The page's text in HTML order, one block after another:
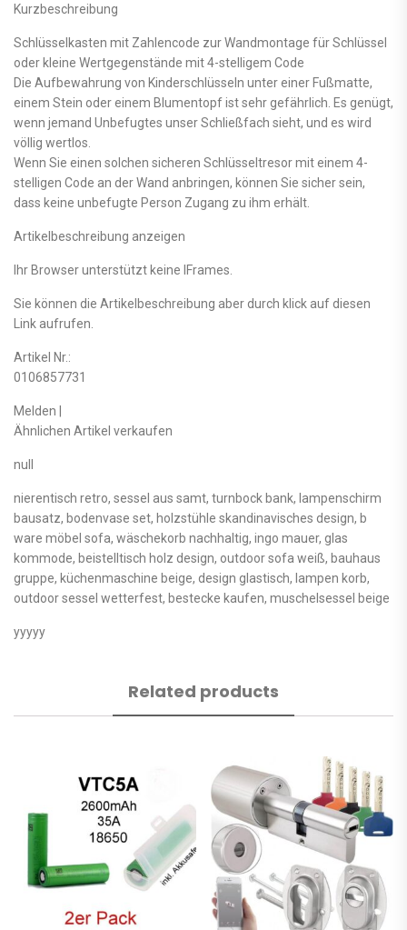
Kurzbeschreibung
Schlüsselkasten mit Zahlencode zur Wandmontage für Schlüssel
oder kleine Wertgegenstände mit 4-stelligem Code
Die Aufbewahrung von Kinderschlüsseln unter einer Fußmatte,
einem Stein oder einem Blumentopf ist sehr gefährlich. Es genügt,
wenn jemand Unbefugtes unser Schließfach sieht, und es wird
völlig wertlos.
Wenn Sie einen solchen sicheren Schlüsseltresor mit einem 4-
stelligen Code an der Wand anbringen, können Sie sicher sein,
dass keine unbefugte Person Zugang zu ihm erhält.
Artikelbeschreibung anzeigen
Ihr Browser unterstützt keine IFrames.
Sie können die Artikelbeschreibung aber durch klick auf diesen
Link aufrufen.
Artikel Nr.:
0106857731
Melden |
Ähnlichen Artikel verkaufen
null
nierentisch retro, sessel aus samt, turnbock bank, lampenschirm
bausatz, bodenvase set, holzstühle skandinavisches design, b
ware möbel sofa, wäschekorb nachhaltig, ingo mauer, glas
kommode, beistelltisch holz design, outdoor sofa weiß, bauhaus
gruppe, küchenmaschine beige, design glastisch, lampen korb,
outdoor sessel wetterfest, bestecke kaufen, muschelsessel beige
yyyyy
Related products